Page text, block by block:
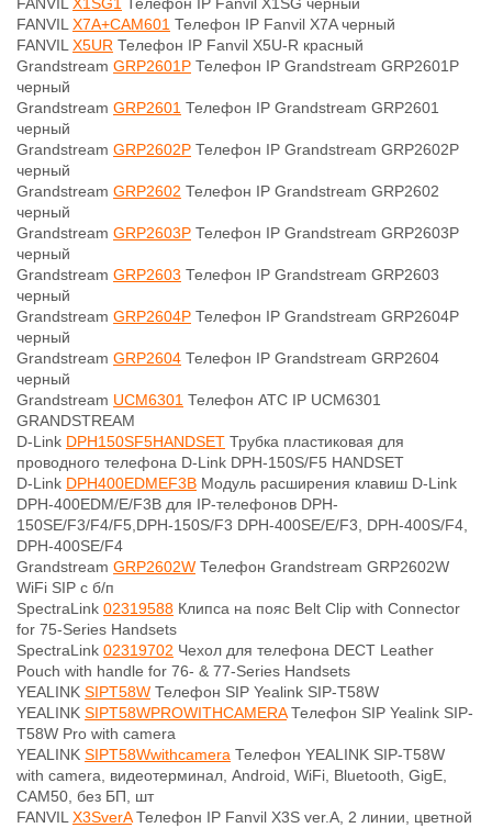
FANVILX1SG1 Телефон IP Fanvil X1SG черный
FANVILX7A+CAM601 Телефон IP Fanvil X7A черный
FANVILX5UR Телефон IP Fanvil X5U-R красный
Grandstream GRP2601P Телефон IP Grandstream GRP2601P
черный
Grandstream GRP2601 Телефон IP Grandstream GRP2601
черный
Grandstream GRP2602P Телефон IP Grandstream GRP2602P
черный
Grandstream GRP2602 Телефон IP Grandstream GRP2602
черный
Grandstream GRP2603P Телефон IP Grandstream GRP2603P
черный
Grandstream GRP2603 Телефон IP Grandstream GRP2603
черный
Grandstream GRP2604P Телефон IP Grandstream GRP2604P
черный
Grandstream GRP2604 Телефон IP Grandstream GRP2604
черный
Grandstream UCM6301 Телефон ATC IP UCM6301
GRANDSTREAM
D-Link DPH150SF5HANDSET Трубка пластиковая для
проводного телефона D-Link DPH-150S/F5 HANDSET
D-Link DPH400EDMEF3B Модуль расширения клавиш D-Link
DPH-400EDM/E/F3B для IP-телефонов DPH-
150SE/F3/F4/F5,DPH-150S/F3 DPH-400SE/E/F3, DPH-400S/F4,
DPH-400SE/F4
Grandstream GRP2602W Телефон Grandstream GRP2602W
WiFi SIP с б/п
SpectraLink 02319588 Клипса на пояс Belt Clip with Connector
for 75-Series Handsets
SpectraLink 02319702 Чехол для телефона DECT Leather
Pouch with handle for 76- & 77-Series Handsets
YEALINK SIPT58W Телефон SIP Yealink SIP-T58W
YEALINK SIPT58WPROWITHCAMERAТелефон SIP Yealink SIP-
T58W Pro with camera
YEALINK SIPT58Wwithcamera Телефон YEALINK SIP-T58W
with camera, видеотерминал, Android, WiFi, Bluetooth, GigE,
CAM50, без БП, шт
FANVILX3SverAТелефон IP Fanvil X3S ver.A, 2 линии, цветной